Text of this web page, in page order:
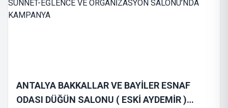
ANTALYA BAKKALLAR VE BAYİLER ESNAF
ODASI DÜĞÜN SALONU ( ESKİ AYDEMİR )